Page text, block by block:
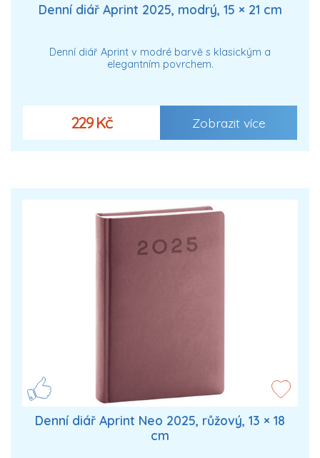
Denní diář Aprint 2025, modrý, 15 × 21 cm
Denní diář Aprint v modré barvě s klasickým a
elegantním povrchem.
229 Kč Zobrazit více
Denní diář Aprint Neo 2025, růžový, 13 × 18
cm